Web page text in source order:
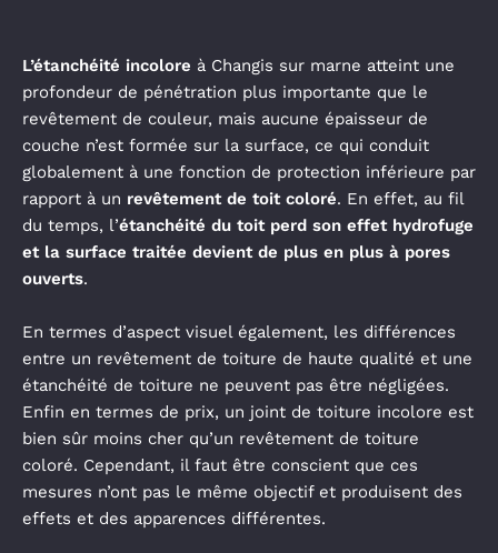
L’étanchéité incolore à Changis sur marne atteint une
profondeur de pénétration plus importante que le
revêtement de couleur, mais aucune épaisseur de
couche n’est formée sur la surface, ce qui conduit
globalement à une fonction de protection inférieure par
rapport à un revêtement de toit coloré. En effet, au fil
du temps, l’étanchéité du toit perd son effet hydrofuge
et la surface traitée devient de plus en plus à pores
ouverts.
En termes d’aspect visuel également, les différences
entre un revêtement de toiture de haute qualité et une
étanchéité de toiture ne peuvent pas être négligées.
Enfin en termes de prix, un joint de toiture incolore est
bien sûr moins cher qu’un revêtement de toiture
coloré. Cependant, il faut être conscient que ces
mesures n’ont pas le même objectif et produisent des
effets et des apparences différentes.